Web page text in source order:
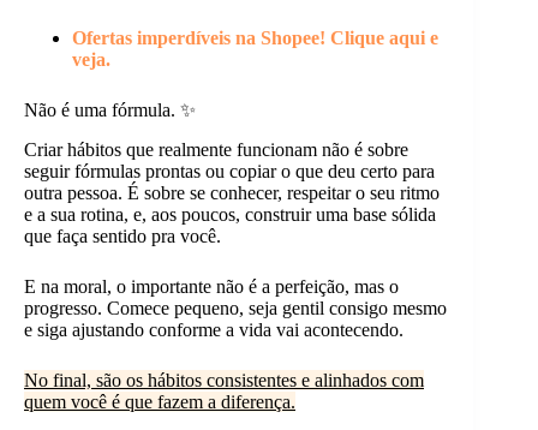
Ofertas imperdíveis na Shopee! Clique aqui e
veja.
Não é uma fórmula. ✨
Criar hábitos que realmente funcionam não é sobre
seguir fórmulas prontas ou copiar o que deu certo para
outra pessoa. É sobre se conhecer, respeitar o seu ritmo
e a sua rotina, e, aos poucos, construir uma base sólida
que faça sentido pra você.
E na moral, o importante não é a perfeição, mas o
progresso. Comece pequeno, seja gentil consigo mesmo
e siga ajustando conforme a vida vai acontecendo.
No final, são os hábitos consistentes e alinhados com
quem você é que fazem a diferença.